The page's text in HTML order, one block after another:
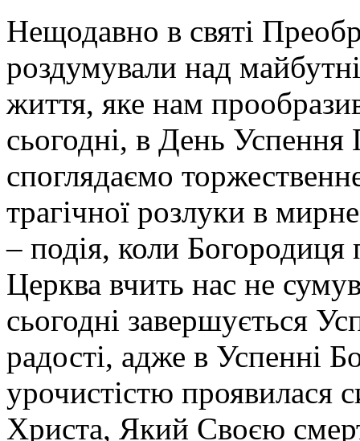
Нещодавно в святі
роздумували над
життя, яке нам
сьогодні, в День Успення
споглядаємо
трагічної розлуки в
– подія, коли Богородиця
Церква вчить нас не
сьогодні завершується
радості, адже в Успенні
урочистістю проявилася
Христа, Який Своєю